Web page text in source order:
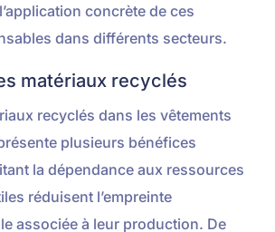
concrète de ces
dans différents secteurs.
matériaux recyclés
recyclés dans les vêtements
plusieurs bénéfices
la dépendance aux ressources
réduisent l’empreinte
associée à leur production. De